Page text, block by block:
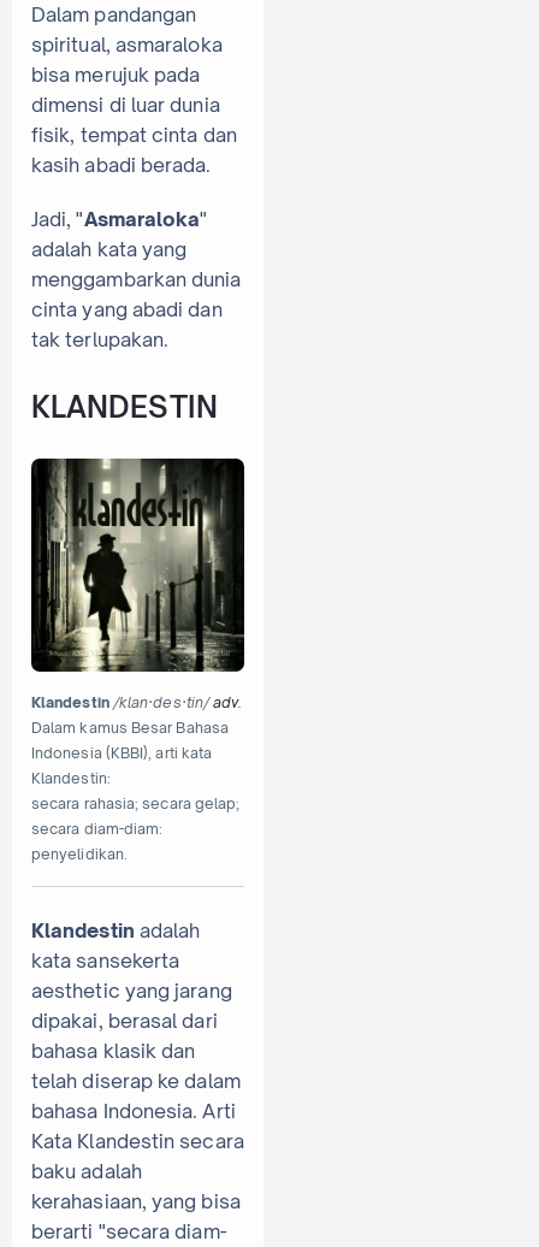
Dalam pandangan
spiritual, asmaraloka
bisa merujuk pada
dimensi di luar dunia
fisik, tempat cinta dan
kasih abadi berada.
Jadi, "Asmaraloka"
adalah kata yang
menggambarkan dunia
cinta yang abadi dan
tak terlupakan.
KLANDESTIN
Klandestin /klan·des·tin/adv.
Dalam kamus Besar Bahasa
Indonesia (KBBI), arti kata
Klandestin:
secara rahasia; secara gelap;
secara diam-diam:
penyelidikan.
Klandestin adalah
kata sansekerta
aesthetic yang jarang
dipakai, berasal dari
bahasa klasik dan
telah diserap ke dalam
bahasa Indonesia. Arti
Kata Klandestin secara
baku adalah
kerahasiaan, yang bisa
berarti "secara diam-